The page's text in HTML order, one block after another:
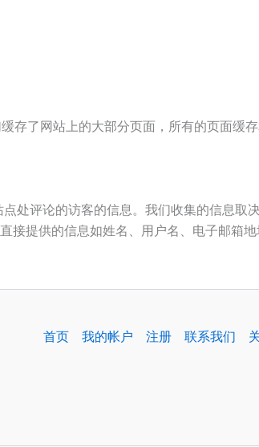
了网站上的大部分页面，所有的页面缓
处评论的访客的信息。我们收集的信息
提供的信息如姓名、用户名、电子邮箱地
首页 我的帐户 注册 联系我们